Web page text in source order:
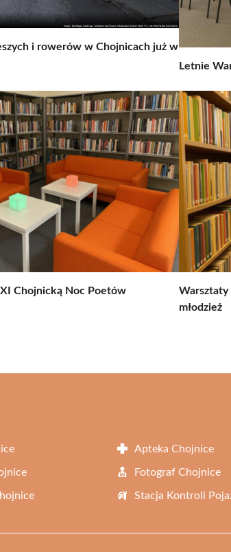
i rowerów w Chojnicach już w
Letnie
Chojnicką Noc Poetów
Warsztaty
młodzież
Apteka Chojnice
Fotograf Chojnice
Stacja Kontroli